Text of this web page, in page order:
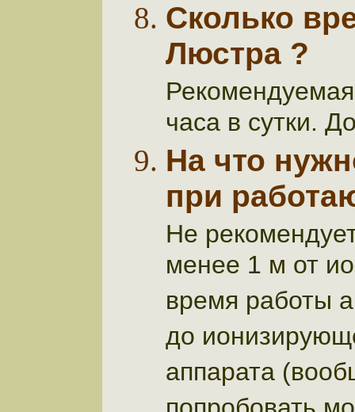
Сколько
Люстра ?
часа в сутки.
На что
при
Не
менее 1 м от
время работы
до
аппарата